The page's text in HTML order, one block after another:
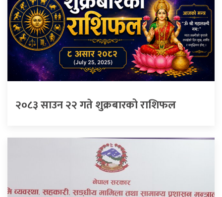
२०८३ साउन २२ गते शुक्रबारको राशिफल